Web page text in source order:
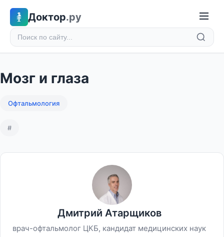
Доктор.ру
Мозг и глаза
Офтальмология
#
Дмитрий Атарщиков
врач-офтальмолог ЦКБ, кандидат медицинских наук